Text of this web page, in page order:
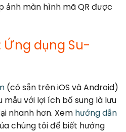
ảnh màn hình mã QR được
Ứng dụng Su-
(có sẵn trên iOS và Android)
với lợi ích bổ sung là lưu
nhanh hơn. Xem hướng dẫn
chúng tôi để biết hướng